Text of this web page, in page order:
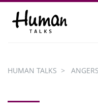
HUMAN TALKS ANGERS